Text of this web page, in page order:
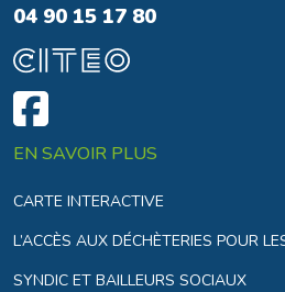
04 90 15 17 80
EN SAVOIR PLUS
CARTE INTERACTIVE
L’ACCÈS AUX DÉCHÈTERIES POUR
SYNDIC ET BAILLEURS SOCIAUX